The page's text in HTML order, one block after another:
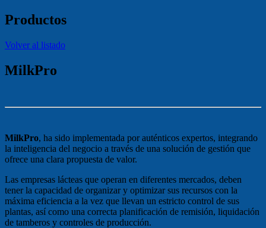
Productos
Volver al listado
MilkPro
MilkPro, ha sido implementada por auténticos expertos, integrando
la inteligencia del negocio a través de una solución de gestión que
ofrece una clara propuesta de valor.
Las empresas lácteas que operan en diferentes mercados, deben
tener la capacidad de organizar y optimizar sus recursos con la
máxima eficiencia a la vez que llevan un estricto control de sus
plantas, así como una correcta planificación de remisión, liquidación
de tamberos y controles de producción.